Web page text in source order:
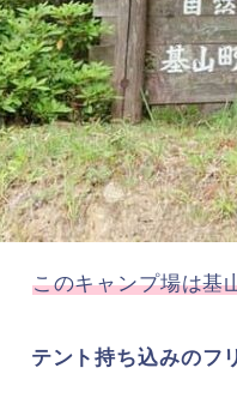
このキャンプ場は基
テント持ち込みのフ